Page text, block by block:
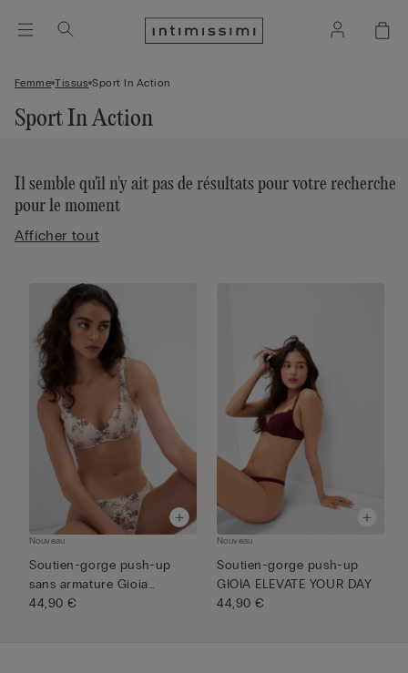
Femme Tissus Sport In Action
Sport In Action
Il semble qu'il n'y ait pas de résultats pour votre recherche
pour le moment
Afficher tout
Nouveau
Soutien-gorge push-up
sans armature Gioia
imprimé ...
44,90 €
Nouveau
Soutien-gorge push-up
GIOIA ELEVATE YOUR DAY
44,90 €